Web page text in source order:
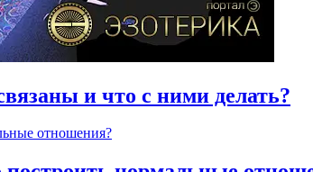
и что с ними делать?